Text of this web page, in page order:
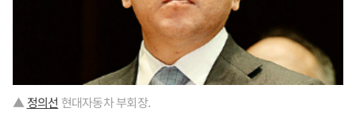
▲정의선 현대자동차 부회장.